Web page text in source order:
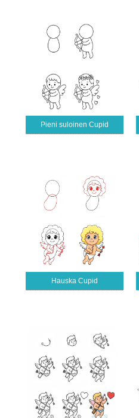
Pieni suloinen Cupid
Hauska Cupid